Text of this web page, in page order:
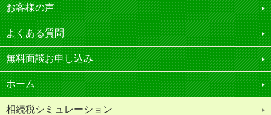
お客様の声
よくある質問
無料面談お申し込み
ホーム
相続税シミュレーション